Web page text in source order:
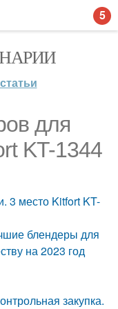
статьи
для
KT-1344
3 место Kitfort KT-
блендеры для
на 2023 год
закупка.
5